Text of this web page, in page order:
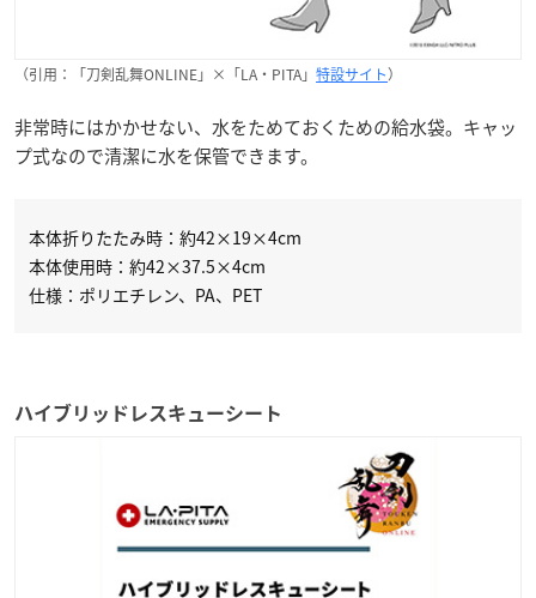
（引用：「刀剣乱舞ONLINE」×「LA・PITA」 特設サイト）
非常時にはかかせない、水をためておくための給水袋。キャッ
プ式なので清潔に水を保管できます。
本体折りたたみ時：約42×19×4cm
本体使用時：約42×37.5×4cm
仕様：ポリエチレン、PA、PET
ハイブリッドレスキューシート